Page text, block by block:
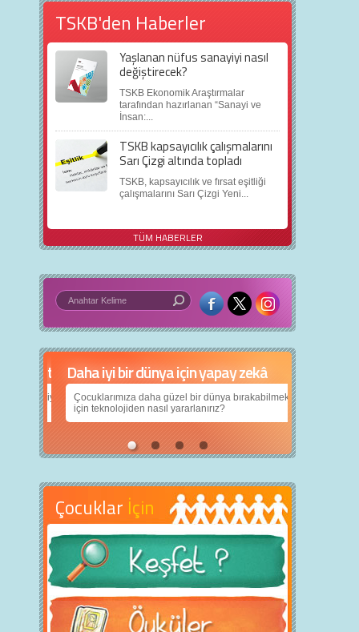
TSKB'den Haberler
Yaşlanan nüfus sanayiyi nasıl
değiştirecek?
TSKB Ekonomik Araştırmalar
tarafından hazırlanan “Sanayi ve
İnsan:...
TSKB kapsayıcılık çalışmalarını
Sarı Çizgi altında topladı
TSKB, kapsayıcılık ve fırsat eşitliği
çalışmalarını Sarı Çizgi Yeni...
TÜM HABERLER
Daha iyi bir dünya için yapay zekâ
Çocuklarımıza daha güzel bir dünya bırakabilmek
için teknolojiden nasıl yararlanırız?
Çocuklar İçin